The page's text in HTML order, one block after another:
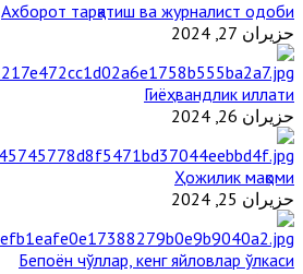
Ахборот тарқатиш ва журналист одоби
حزيران 27, 2024
Гиёҳвандлик иллати
حزيران 26, 2024
Ҳожилик мақоми
حزيران 25, 2024
Бепоён чўллар, кенг яйловлар ўлкаси